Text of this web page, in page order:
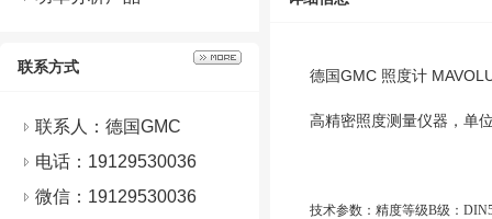
联系方式
联系人：德国GMC
电话：19129530036
微信： 19129530036
德国GMC 照度计
高精密照度测量仪器，单
技术参数：精度等级B级：